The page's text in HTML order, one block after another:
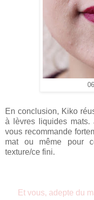
En conclusion, Kiko
à lèvres liquides
vous recommande
mat ou même pour
texture/ce fini.
Et vous, adepte du